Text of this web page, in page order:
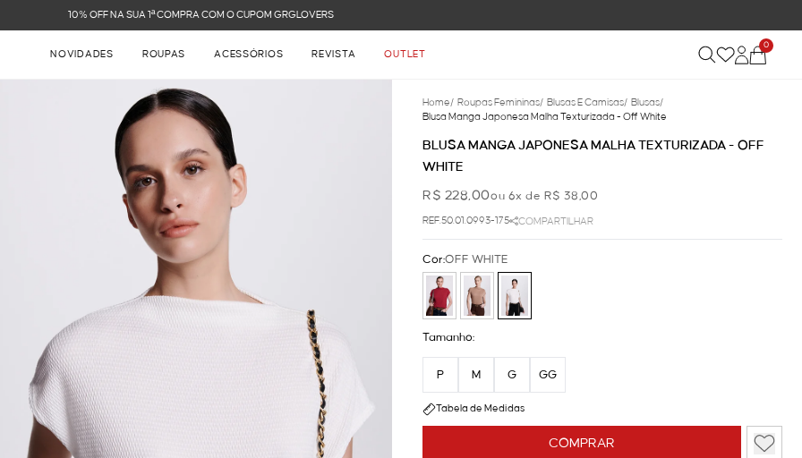
FRETE GRÁTIS NAS COMPRAS ACIMA DE R$ 899
NOVIDADES ROUPAS ACESSÓRIOS REVISTA OUTLET
0
Home/ Roupas Femininas/ Blusas E Camisas/ Blusas/
Blusa Manga Japonesa Malha Texturizada - Off White
BLUSA MANGA JAPONESA MALHA TEXTURIZADA - OFF
WHITE
R$ 228,00ou 6x de R$ 38,00
REF.50.01.0993-175 COMPARTILHAR
COMPRAR
Cor:OFF WHITE
Tamanho:
P M G GG
Tabela de Medidas